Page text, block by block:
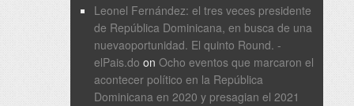
Leonel Fernández: el tres veces presidente
de República Dominicana, en busca de una
nuevaoportunidad. El quinto Round. -
elPais.do on Ocho eventos que marcaron el
acontecer político en la República
Dominicana en 2020 y presagian el 2021